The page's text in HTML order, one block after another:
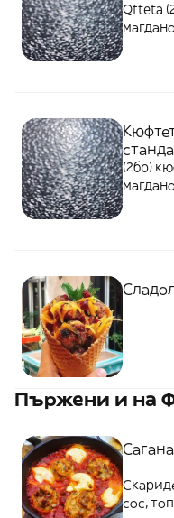
Qfteta
(2бр)
Пържени и на
сос,